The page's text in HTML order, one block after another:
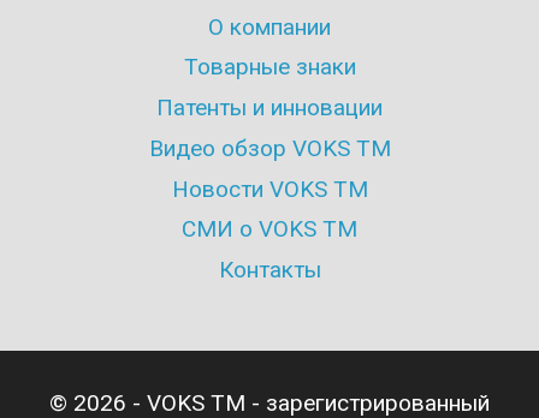
О компании
Товарные знаки
Патенты и инновации
Видео обзор VOKS TM
Новости VOKS TM
СМИ о VOKS TM
Контакты
© 2026 - VOKS TM - зарегистрированный